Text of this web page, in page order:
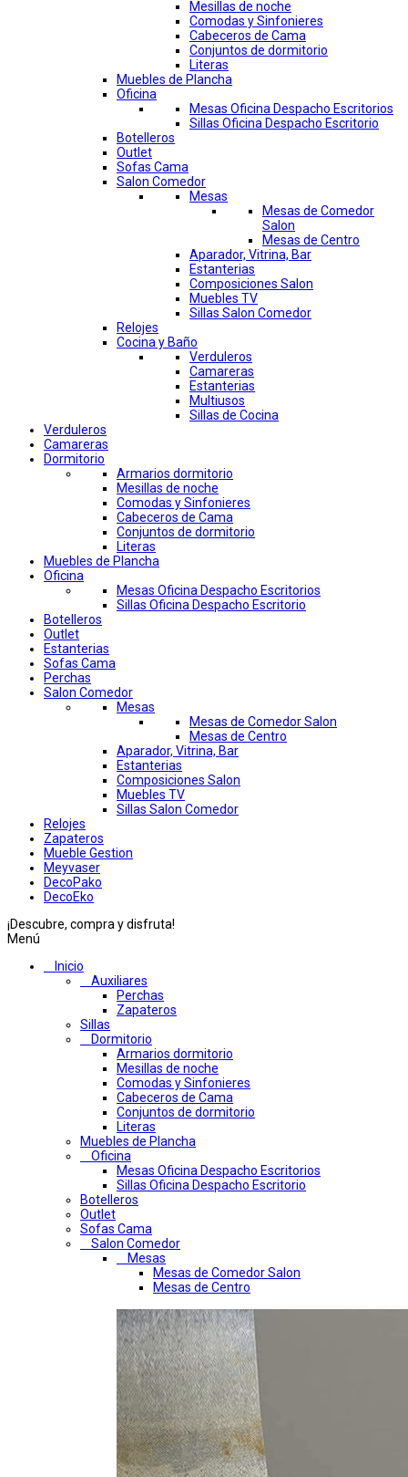
Mesillas de noche
Comodas y Sinfonieres
Cabeceros de Cama
Conjuntos de dormitorio
Literas
Muebles de Plancha
Oficina
Mesas Oficina Despacho Escritorios
Sillas Oficina Despacho Escritorio
Botelleros
Outlet
Sofas Cama
Salon Comedor
Mesas
Mesas de Comedor
Salon
Mesas de Centro
Aparador, Vitrina, Bar
Estanterias
Composiciones Salon
Muebles TV
Sillas Salon Comedor
Relojes
Cocina y Baño
Verduleros
Camareras
Estanterias
Multiusos
Sillas de Cocina
Verduleros
Camareras
Dormitorio
Armarios dormitorio
Mesillas de noche
Comodas y Sinfonieres
Cabeceros de Cama
Conjuntos de dormitorio
Literas
Muebles de Plancha
Oficina
Mesas Oficina Despacho Escritorios
Sillas Oficina Despacho Escritorio
Botelleros
Outlet
Estanterias
Sofas Cama
Perchas
Salon Comedor
Mesas
Mesas de Comedor Salon
Mesas de Centro
Aparador, Vitrina, Bar
Estanterias
Composiciones Salon
Muebles TV
Sillas Salon Comedor
Relojes
Zapateros
Mueble Gestion
Meyvaser
DecoPako
DecoEko
¡Descubre, compra y disfruta!
Menú
Inicio
Auxiliares
Perchas
Zapateros
Sillas
Dormitorio
Armarios dormitorio
Mesillas de noche
Comodas y Sinfonieres
Cabeceros de Cama
Conjuntos de dormitorio
Literas
Muebles de Plancha
Oficina
Mesas Oficina Despacho Escritorios
Sillas Oficina Despacho Escritorio
Botelleros
Outlet
Sofas Cama
Salon Comedor
Mesas
Mesas de Comedor Salon
Mesas de Centro